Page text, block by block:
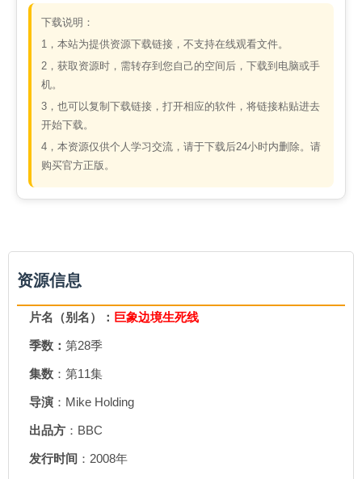
下载说明：
1，本站为提供资源下载链接，不支持在线观看文件。
2，获取资源时，需转存到您自己的空间后，下载到电脑或手
机。
3，也可以复制下载链接，打开相应的软件，将链接粘贴进去
开始下载。
4，本资源仅供个人学习交流，请于下载后24小时内删除。请
购买官方正版。
资源信息
片名（别名）： 巨象边境生死线
季数： 第28季
集数 ：第11集
导演 ：Mike Holding
出品方 ：BBC
发行时间 ：2008年